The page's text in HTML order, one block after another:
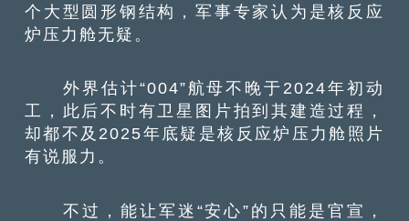
个大型圆形钢结构，军事专家认为是核反应
炉压力舱无疑。
外界估计“004”航母不晚于2024年初动
工，此后不时有卫星图片拍到其建造过程，
却都不及2025年底疑是核反应炉压力舱照片
有说服力。
不过，能让军迷“安心”的只能是官宣，